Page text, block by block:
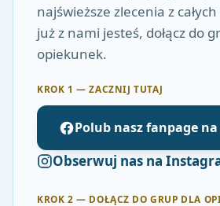
najświeższe zlecenia z
już z nami jesteś, dołącz do
opiekunek.
KROK 1 — ZACZNIJ TUTAJ
Polub nasz fanpage
Obserwuj nas na
KROK 2 — DOŁĄCZ DO GRUP DLA